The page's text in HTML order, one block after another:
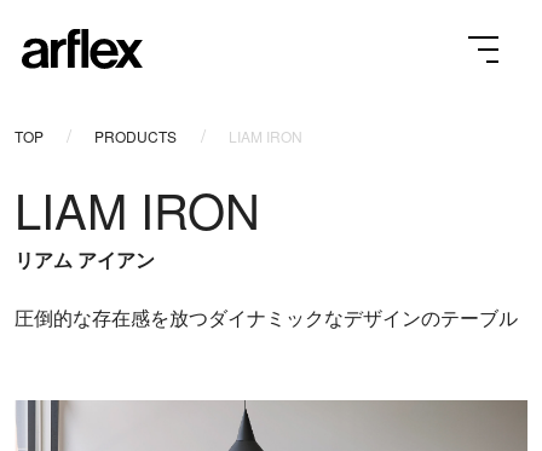
TOP PRODUCTS LIAM IRON
LIAM IRON
リアム アイアン
圧倒的な存在感を放つダイナミックなデザインのテーブル